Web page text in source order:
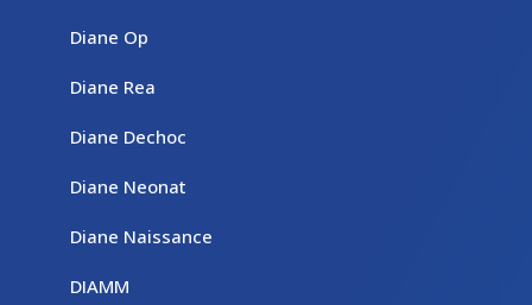
Diane Op
Diane Rea
Diane Dechoc
Diane Neonat
Diane Naissance
DIAMM